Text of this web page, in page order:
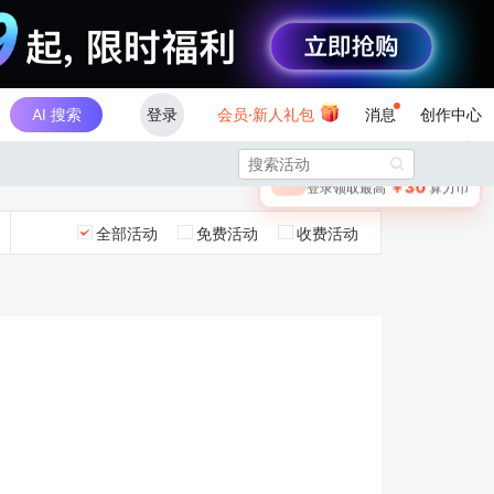
AI 搜索 登录 会员·新人礼包 消息 创作中心
🎁 未登录
登录领取最高￥30算力币

全部活动 免费活动 收费活动